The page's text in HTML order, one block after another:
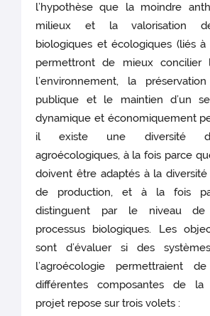
l’hypothèse que la moindre
milieux et la valorisation
biologiques et écologiques (liés à
permettront de mieux concilier
l’environnement, la
publique et le maintien d’un
dynamique et économiquement
il existe une diversité
agroécologiques, à la fois parce
doivent être adaptés à la
de production, et à la fois
distinguent par le niveau de
processus biologiques. Les
sont d’évaluer si des
l’agroécologie permettraient
différentes composantes de la
projet repose sur trois volets :